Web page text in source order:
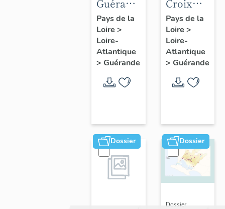
Guérande
:
présentation
de la
commune
et de
l'aire
Pays de la
Loire >
Loire-
Atlantique
> Guérande
Croix
croix de
chemin,
calvaires
oratoires
Pays de la
Loire >
Loire-
Atlantique
> Guérande
Dossier Dossier
Dossier